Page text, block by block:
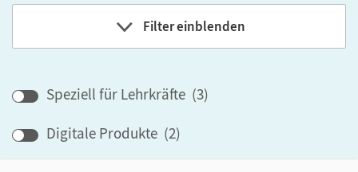
Filter einblenden
Klassenstufe
Speziell für Lehrkräfte (3)
Digitale Produkte (2)